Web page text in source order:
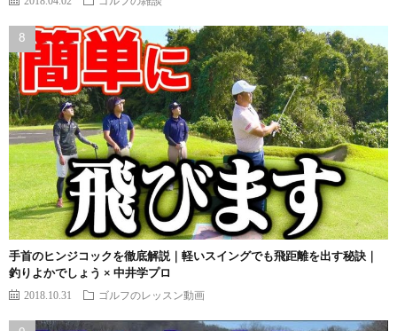
手首のヒンジコックを徹底解説｜軽いスイングでも飛距離を出す秘訣｜
釣りよかでしょう × 中井学プロ
2018.10.31 ゴルフのレッスン動画